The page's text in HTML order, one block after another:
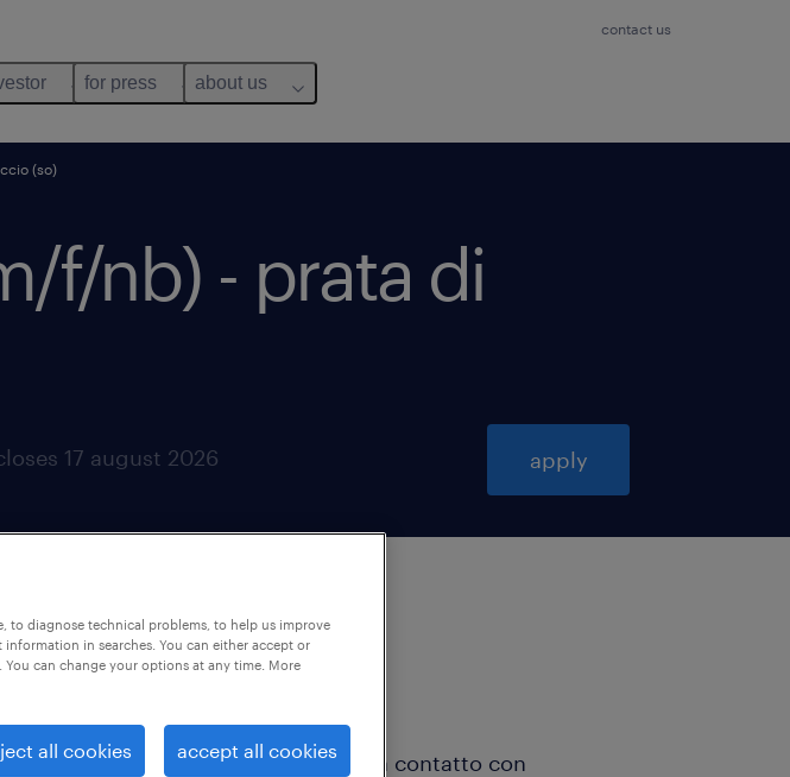
contact us
for press about us
(so)
f/nb) - prata di
17 august 2026 apply
di un lavoro versatile, dinamico e a contatto con
to diagnose technical problems, to help us improve
in searches. You can either accept or
can change your options at any time. More
all cookies accept all cookies